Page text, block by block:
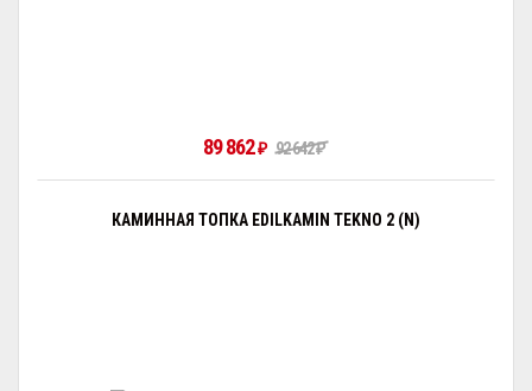
89 862₽ 92 642₽
КАМИННАЯ ТОПКА EDILKAMIN TEKNO 2 (N)